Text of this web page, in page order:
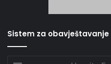
Sistem za obavještavanje